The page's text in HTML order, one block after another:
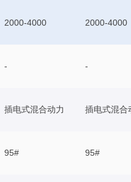
2000-4000 2000-4000
- -
插电式混合动力 插电式混合
95# 95#